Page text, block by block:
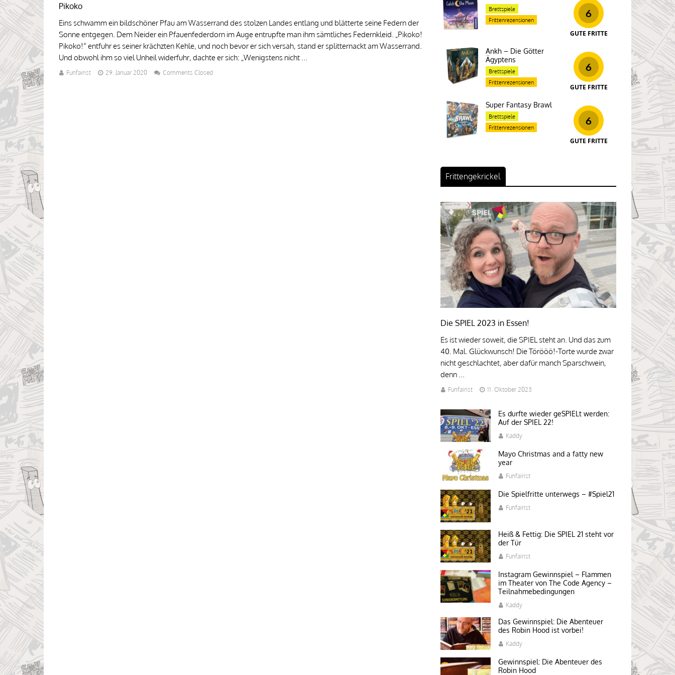
Pikoko
Eins schwamm ein bildschöner Pfau am Wasserrand des stolzen Landes entlang und blätterte seine Federn der
Sonne entgegen. Dem Neider ein Pfauenfederdorn im Auge entrupfte man ihm sämtliches Federnkleid. „Pikoko!
Pikoko!“ entfuhr es seiner krächzten Kehle, und noch bevor er sich versah, stand er splitternackt am Wasserrand.
Und obwohl ihm so viel Unheil widerfuhr, dachte er sich: „Wenigstens nicht ...
Funfairist 29. Januar 2020 Comments Closed
6
GUTE FRITTE
Brettspiele
Frittenrezensionen
6
GUTE FRITTE
Ankh – Die Götter
Ägyptens
Brettspiele
Frittenrezensionen
6
GUTE FRITTE
Super Fantasy Brawl
Brettspiele
Frittenrezensionen
Frittengekrickel
Die SPIEL 2023 in Essen!
Es ist wieder soweit, die SPIEL steht an. Und das zum
40. Mal. Glückwunsch! Die Törööö!-Torte wurde zwar
nicht geschlachtet, aber dafür manch Sparschwein,
denn ...
Funfairist 11. Oktober 2023
Es durfte wieder geSPIELt werden:
Auf der SPIEL 22!
Kaddy
Mayo Christmas and a fatty new
year
Funfairist
Die Spielfritte unterwegs – #Spiel21
Funfairist
Heiß & Fettig: Die SPIEL 21 steht vor
der Tür
Funfairist
Instagram Gewinnspiel – Flammen
im Theater von The Code Agency –
Teilnahmebedingungen
Kaddy
Das Gewinnspiel: Die Abenteuer
des Robin Hood ist vorbei!
Kaddy
Gewinnspiel: Die Abenteuer des
Robin Hood